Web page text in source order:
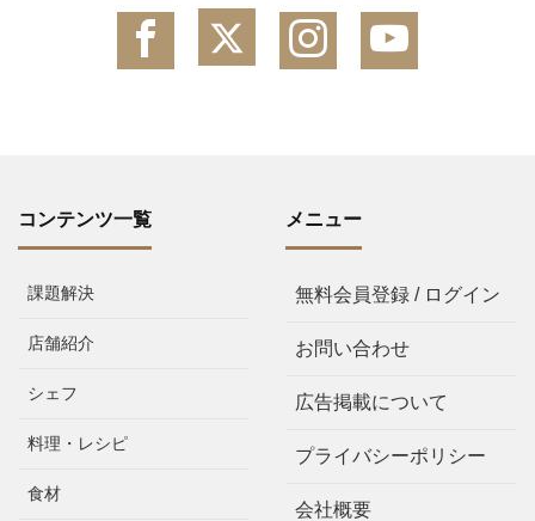
コンテンツ一覧
課題解決
店舗紹介
シェフ
料理・レシピ
食材
メニュー
無料会員登録 / ログイン
お問い合わせ
広告掲載について
プライバシーポリシー
会社概要